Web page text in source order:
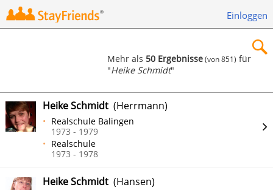
Einloggen
Suchen
Mehr als 50 Ergebnisse (von 851) für
"Heike Schmidt"
Heike Schmidt (Herrmann)
Realschule Balingen
1973 - 1979
Realschule
1973 - 1978
Heike Schmidt (Hansen)